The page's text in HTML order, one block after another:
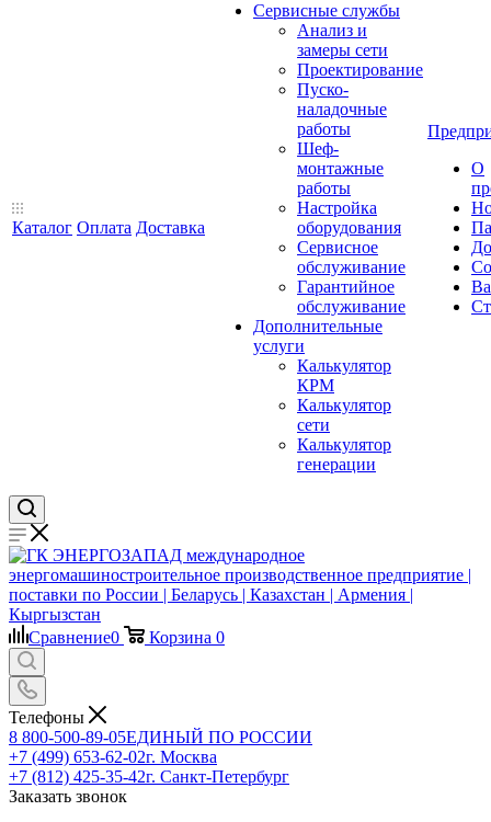
Каталог Оплата Доставка
Сервисные службы
Анализ и
замеры сети
Проектирование
Пуско-
наладочные
работы
Шеф-
монтажные
работы
Настройка
оборудования
Сервисное
обслуживание
Гарантийное
обслуживание
Дополнительные
услуги
Калькулятор
КРМ
Калькулятор
сети
Калькулятор
генерации
О
Сравнение0 Корзина 0
Телефоны
8 800-500-89-05ЕДИНЫЙ ПО РОССИИ
+7 (499) 653-62-02г. Москва
+7 (812) 425-35-42г. Санкт-Петербург
Заказать звонок